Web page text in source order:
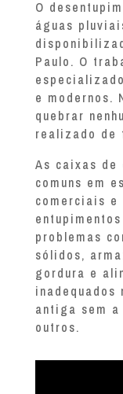
O
águas
Paulo. O
e modernos.
quebrar
realizado de
As caixas de
comuns em
comerciais e
problemas
sólidos,
gordura e
inadequados
antiga sem a
outros.